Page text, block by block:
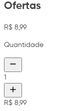
Ofertas
R$ 8,99
Quantidade
1
R$ 8,99